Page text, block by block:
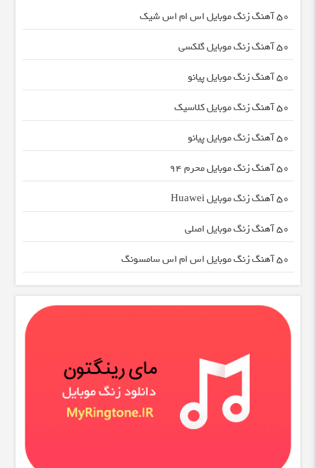
50 آهنگ زنگ موبایل اس ام اس شیک
50 آهنگ زنگ موبایل گلکسی
50 آهنگ زنگ موبایل پیانو
50 آهنگ زنگ موبایل کلاسیک
50 آهنگ زنگ موبایل پیانو
50 آهنگ زنگ موبایل محرم 94
50 آهنگ زنگ موبایل Huawei
50 آهنگ زنگ موبایل اصلی
50 آهنگ زنگ موبایل اس ام اس سامسونگ